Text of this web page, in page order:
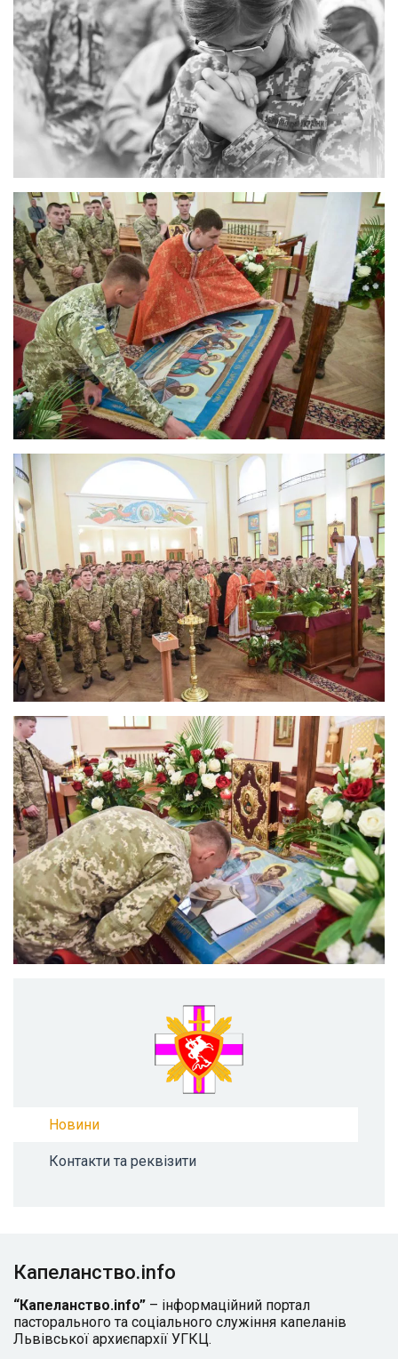
Новини
Контакти та реквізити
Капеланство.info
“Капеланство.info” – інформаційний портал
пасторального та соціального служіння капеланів
Львівської архиєпархії УГКЦ.